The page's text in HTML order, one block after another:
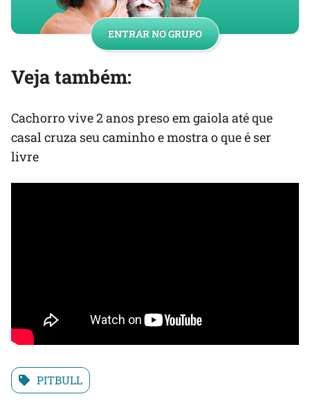
ENTRAR NO GRUPO
Veja também:
Cachorro vive 2 anos preso em gaiola até que
casal cruza seu caminho e mostra o que é ser
livre
PITBULL